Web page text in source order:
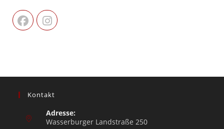
Kontakt
Adresse:
Wasserburger Landstraße 250